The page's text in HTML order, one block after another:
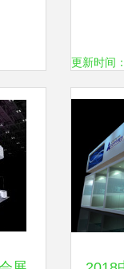
更新时间